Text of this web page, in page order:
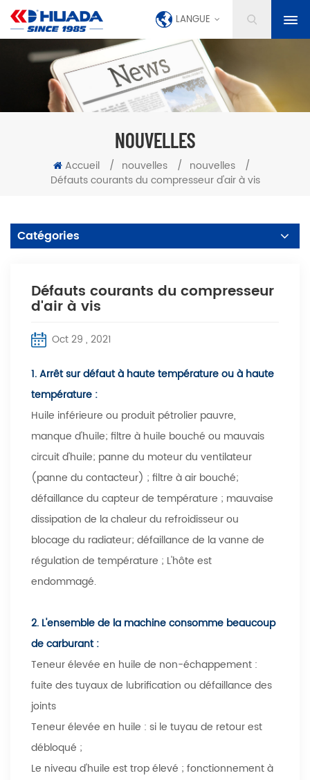
LANGUE
NOUVELLES
Accueil / nouvelles / nouvelles
/
Défauts courants du compresseur d'air à vis
Catégories
Défauts courants du compresseur
d'air à vis
Oct 29 , 2021
1. Arrêt sur défaut à haute température ou à haute
température :
Huile inférieure ou produit pétrolier pauvre,
manque d'huile; filtre à huile bouché ou mauvais
circuit d'huile; panne du moteur du ventilateur
(panne du contacteur) ; filtre à air bouché;
défaillance du capteur de température ; mauvaise
dissipation de la chaleur du refroidisseur ou
blocage du radiateur; défaillance de la vanne de
régulation de température ; L'hôte est
endommagé.
2. L'ensemble de la machine consomme beaucoup
de carburant :
Teneur élevée en huile de non-échappement :
fuite des tuyaux de lubrification ou défaillance des
joints
Teneur élevée en huile : si le tuyau de retour est
débloqué ;
Le niveau d'huile est trop élevé ; fonctionnement à